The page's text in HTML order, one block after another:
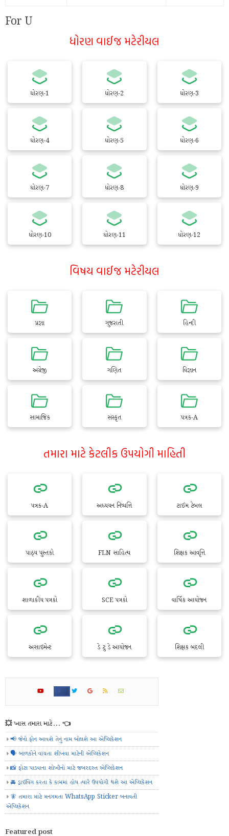
For U
ધોરણ વાઈજ મટેરીયલ
ધોરણ-1 ધોરણ-2 ધોરણ-3
ધોરણ-4 ધોરણ-5 ધોરણ-6
ધોરણ-7 ધોરણ-8 ધોરણ-9
ધોરણ-10 ધોરણ-11 ધોરણ-12
વિષય વાઈજ મટેરીયલ
પ્રજ્ઞા ગુજરાતી હિન્દી
અંગ્રેજી ગણિત વિજ્ઞાન
સામાજિક સંસ્કૃત પત્રક-A
તમારા માટે કેટલીક ઉપયોગી માહિતી
પત્રક-A અધ્યયન નિષ્પત્તિ ટાઈમ ટેબલ
પાઠ્ય પુસ્તકો FLN સાહિત્ય શિક્ષક આવૃત્તિ
શાળાકીય પત્રકો SCE પત્રકો વાર્ષિક આયોજન
અસાઇમેન્ટ ડે ટુ ડે આયોજન શિક્ષક બદલી
💥 ખાસ તમારા માટે... 👈
📢 જેનો ફોન આવશે તેનું નામ બોલશે આ એપ્લિકેશન
🗣️ બાળકોને વાંચતા શીખવા માટેની એપ્લિકેશન
📸 ફોટા પાડવાના શોખીનો માટે જબરદસ્ત એપ્લિકેશન
🚘 ડ્રાઈવિંગ કરતા કે કામમાં હોય ત્યારે ઉપયોગી થશે આ એપ્લિકેશન
🧚 તમારા માટે મનગમતા WhatsApp Sticker બનાવતી
એપ્લિકેશન
Featured post